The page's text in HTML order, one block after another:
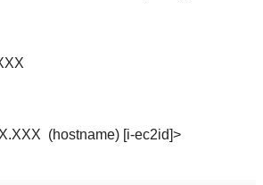
(hostname) [i-ec2id]>